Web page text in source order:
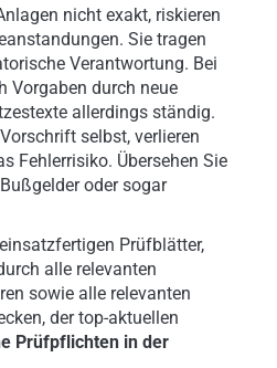
nicht exakt, riskieren
Sie tragen
Verantwortung. Bei
Vorgaben durch neue
allerdings ständig.
selbst, verlieren
Fehlerrisiko. Übersehen Sie
oder sogar
Prüfblätter,
alle relevanten
sowie alle relevanten
der top-aktuellen
Prüfpflichten in der